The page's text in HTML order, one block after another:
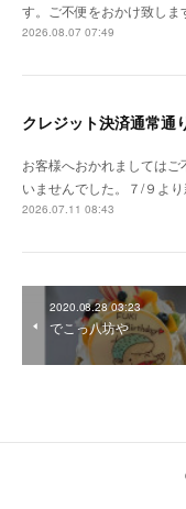
す。ご不便をおかけ致し
2026.08.07 07:49
クレジット決済通常通
お客様へおかれましては
いませんでした。７/９よ
2026.07.11 08:43
2020.08.28 03:23
でこっ八坊や